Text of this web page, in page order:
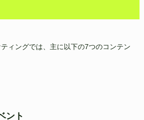
ィングでは、主に以下の7つのコンテン
ント